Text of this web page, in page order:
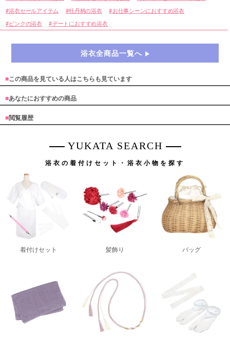
浴衣セールアイテム 牡丹柄の浴衣 お仕事シーンにおすすめ浴衣
ピンクの浴衣 デートにおすすめ浴衣
浴衣全商品一覧へ
■この商品を見ている人はこちらも見ています
■あなたにおすすめの商品
■閲覧履歴
YUKATA SEARCH
浴衣の着付けセット・浴衣小物を探す
着付けセット 髪飾り バッグ